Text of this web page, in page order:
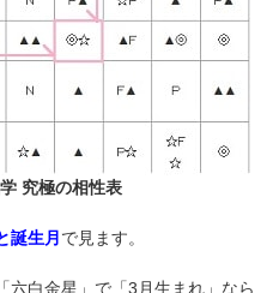
究極の相性表
誕生月 で見ます。
六白金星」で「3月生まれ」なら